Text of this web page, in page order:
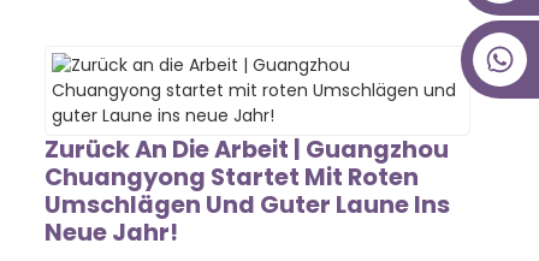
Zurück An Die Arbeit | Guangzhou
Chuangyong Startet Mit Roten
Umschlägen Und Guter Laune Ins
Neue Jahr!